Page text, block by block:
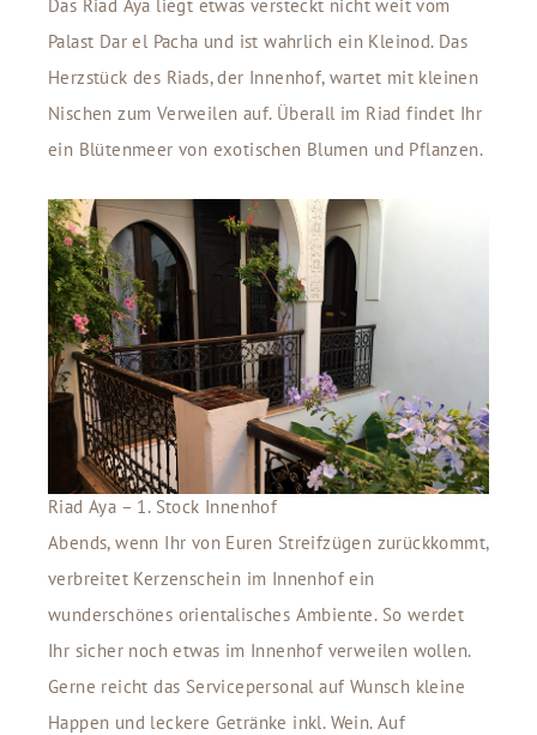
Das Riad Aya liegt etwas versteckt nicht weit vom
Palast Dar el Pacha und ist wahrlich ein Kleinod. Das
Herzstück des Riads, der Innenhof, wartet mit kleinen
Nischen zum Verweilen auf. Überall im Riad findet Ihr
ein Blütenmeer von exotischen Blumen und Pflanzen.
Riad Aya – 1. Stock Innenhof
Abends, wenn Ihr von Euren Streifzügen zurückkommt,
verbreitet Kerzenschein im Innenhof ein
wunderschönes orientalisches Ambiente. So werdet
Ihr sicher noch etwas im Innenhof verweilen wollen.
Gerne reicht das Servicepersonal auf Wunsch kleine
Happen und leckere Getränke inkl. Wein. Auf